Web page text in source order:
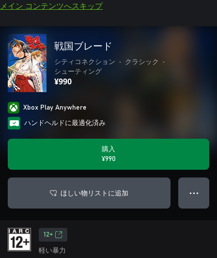
メイン コンテンツへスキップ
戦国ブレード
シティコネクション • クラシック
•
シューティング
¥990
Xbox Play Anywhere
ハンドヘルドに最適化済み
購入
¥990
ほしい物リストに追加 ● ● ●
12+
軽い暴力